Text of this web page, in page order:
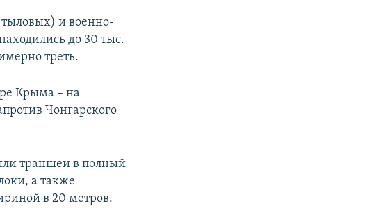
тыловых) и военно-
до 30 тыс.
треть.
Крыма – на
Чонгарского
траншеи в полный
а также
в 20 метров.